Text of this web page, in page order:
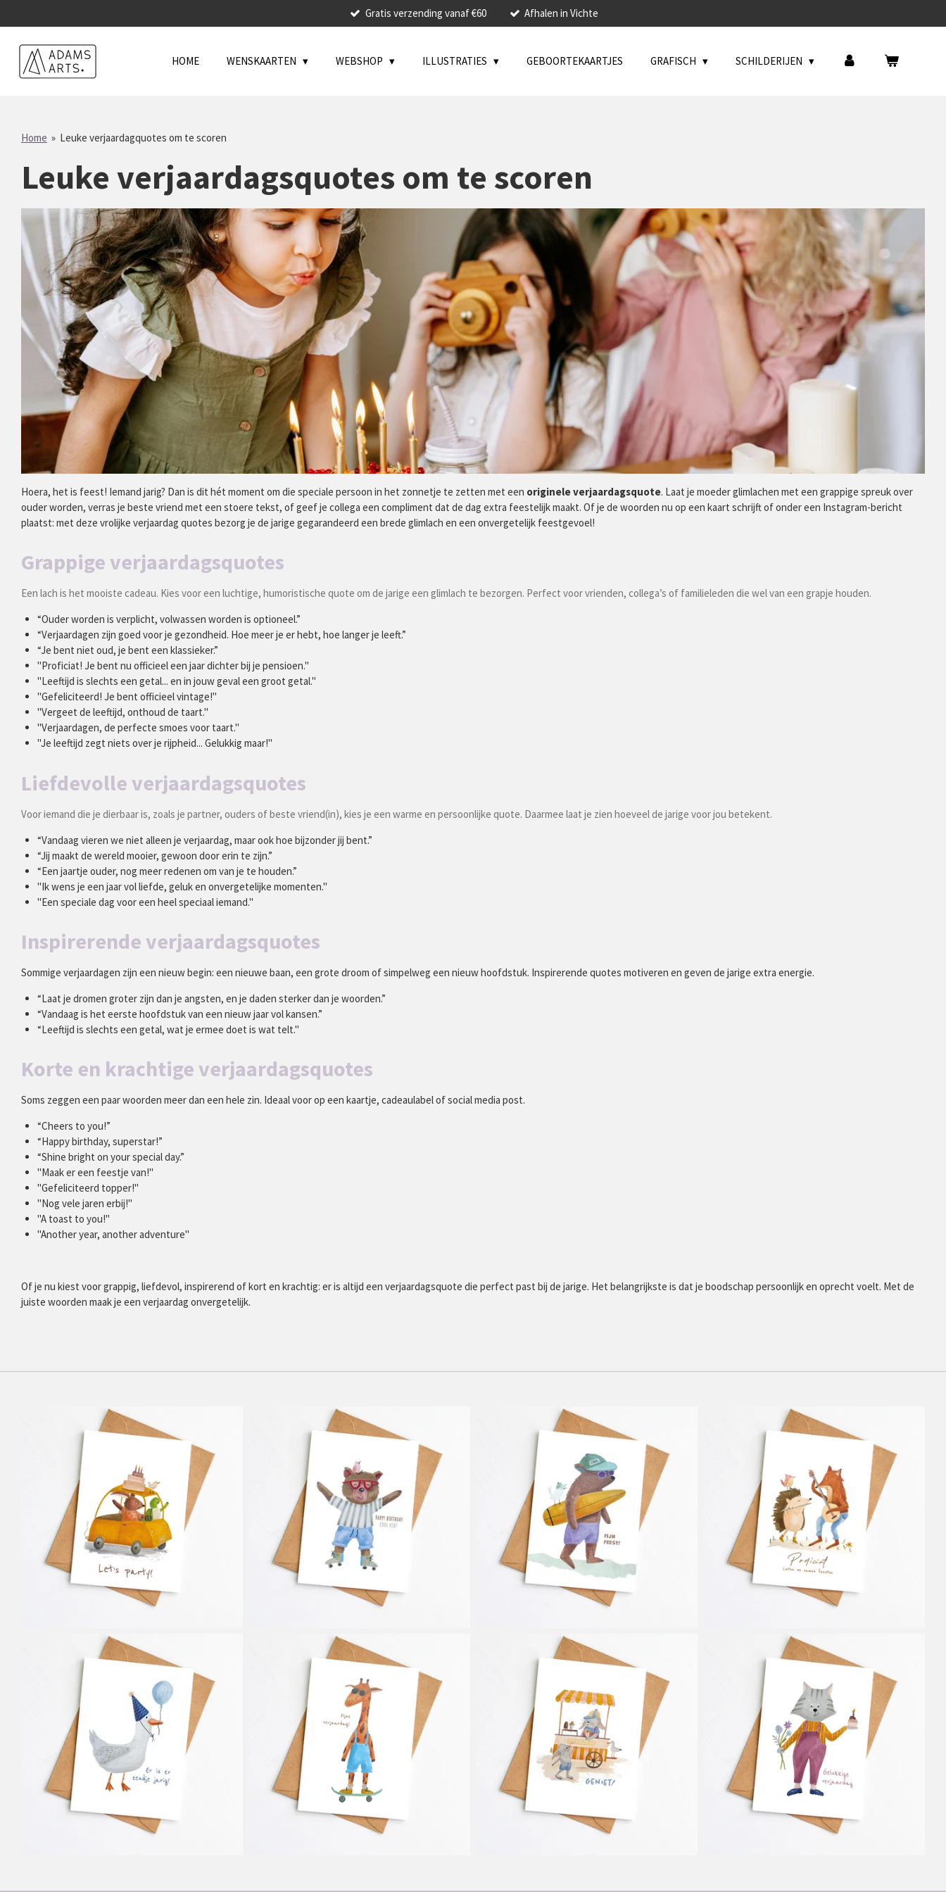
direct
naar
hoofdinhoud
Gratis verzending vanaf €60 Afhalen in Vichte
HOME WENSKAARTEN WEBSHOP ILLUSTRATIES GEBOORTEKAARTJES GRAFISCH SCHILDERIJEN
Home » Leuke verjaardagquotes om te scoren
Leuke verjaardagsquotes om te scoren
Hoera, het is feest! Iemand jarig? Dan is dit hét moment om die speciale persoon in het zonnetje te zetten met een origineleverjaardagsquote. Laat je moeder glimlachen met een grappige spreuk over
ouder worden, verras je beste vriend met een stoere tekst, of geef je collega een compliment dat de dag extra feestelijk maakt. Of je de woorden nu op een kaart schrijft of onder een Instagram-bericht
plaatst: met deze vrolijke verjaardag quotes bezorg je de jarige gegarandeerd een brede glimlach en een onvergetelijk feestgevoel!
Grappige verjaardagsquotes
Een lach is het mooiste cadeau. Kies voor een luchtige, humoristische quote om de jarige een glimlach te bezorgen. Perfect voor vrienden, collega’s of familieleden die wel van een grapje houden.
“Ouder worden is verplicht, volwassen worden is optioneel.”
“Verjaardagen zijn goed voor je gezondheid. Hoe meer je er hebt, hoe langer je leeft.”
“Je bent niet oud, je bent een klassieker.”
"Proficiat! Je bent nu officieel een jaar dichter bij je pensioen."
"Leeftijd is slechts een getal... en in jouw geval een groot getal."
"Gefeliciteerd! Je bent officieel vintage!"
"Vergeet de leeftijd, onthoud de taart."
"Verjaardagen, de perfecte smoes voor taart."
"Je leeftijd zegt niets over je rijpheid... Gelukkig maar!"
Liefdevolle verjaardagsquotes
Voor iemand die je dierbaar is, zoals je partner, ouders of beste vriend(in), kies je een warme en persoonlijke quote. Daarmee laat je zien hoeveel de jarige voor jou betekent.
“Vandaag vieren we niet alleen je verjaardag, maar ook hoe bijzonder jij bent.”
“Jij maakt de wereld mooier, gewoon door erin te zijn.”
“Een jaartje ouder, nog meer redenen om van je te houden.”
"Ik wens je een jaar vol liefde, geluk en onvergetelijke momenten."
"Een speciale dag voor een heel speciaal iemand."
Inspirerende verjaardagsquotes
Sommige verjaardagen zijn een nieuw begin: een nieuwe baan, een grote droom of simpelweg een nieuw hoofdstuk. Inspirerende quotes motiveren en geven de jarige extra energie.
“Laat je dromen groter zijn dan je angsten, en je daden sterker dan je woorden.”
“Vandaag is het eerste hoofdstuk van een nieuw jaar vol kansen.”
“Leeftijd is slechts een getal, wat je ermee doet is wat telt."
Korte en krachtige verjaardagsquotes
Soms zeggen een paar woorden meer dan een hele zin. Ideaal voor op een kaartje, cadeaulabel of social media post.
“Cheers to you!”
“Happy birthday, superstar!”
“Shine bright on your special day.”
"Maak er een feestje van!"
"Gefeliciteerd topper!"
"Nog vele jaren erbij!"
"A toast to you!"
"Another year, another adventure"
Of je nu kiest voor grappig, liefdevol, inspirerend of kort en krachtig: er is altijd een verjaardagsquote die perfect past bij de jarige. Het belangrijkste is dat je boodschap persoonlijk en oprecht voelt. Met de
juiste woorden maak je een verjaardag onvergetelijk.